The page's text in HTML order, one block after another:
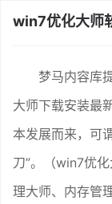
win7优化大师
梦马内容库
大师下载安装最
本发展而来，可
刀”。（win7优
理大师、内存管